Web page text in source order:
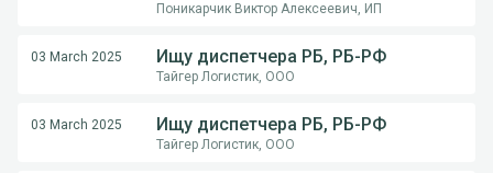
Поникарчик Виктор Алексеевич, ИП
03 March 2025 Ищу диспетчера РБ, РБ-РФ
Тайгер Логистик, ООО
03 March 2025 Ищу диспетчера РБ, РБ-РФ
Тайгер Логистик, ООО